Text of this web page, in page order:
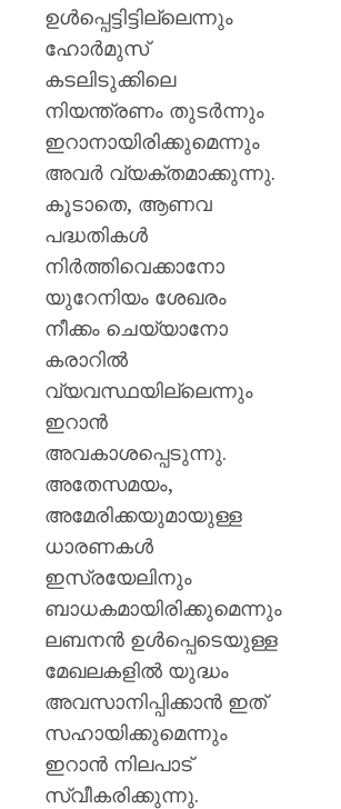
ഉൾപ്പെട്ടിട്ടില്ലെന്നും
ഹോർമുസ്
കടലിടുക്കിലെ
നിയന്ത്രണം തുടർന്നും
ഇറാനായിരിക്കുമെന്നും
അവർ വ്യക്തമാക്കുന്നു.
കൂടാതെ, ആണവ
പദ്ധതികൾ
നിർത്തിവെക്കാനോ
യുറേനിയം ശേഖരം
നീക്കം ചെയ്യാനോ
കരാറിൽ
വ്യവസ്ഥയില്ലെന്നും
ഇറാൻ
അവകാശപ്പെടുന്നു.
അതേസമയം,
അമേരിക്കയുമായുള്ള
ധാരണകൾ
ഇസ്രയേലിനും
ബാധകമായിരിക്കുമെന്നും
ലബനൻ ഉൾപ്പെടെയുള്ള
മേഖലകളിൽ യുദ്ധം
അവസാനിപ്പിക്കാൻ ഇത്
സഹായിക്കുമെന്നും
ഇറാൻ നിലപാട്
സ്വീകരിക്കുന്നു.